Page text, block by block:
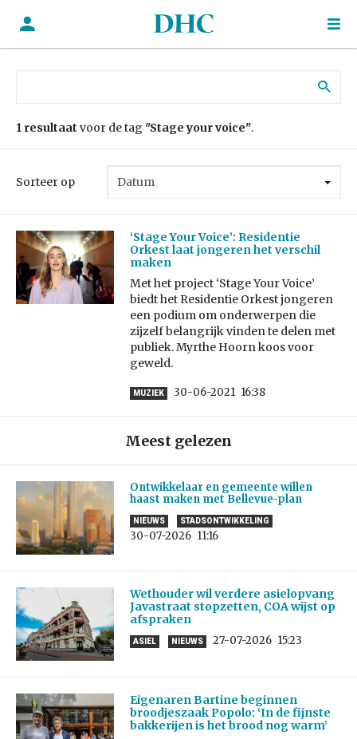
1 resultaat voor de tag "Stage your voice".
Sorteer op
‘Stage Your Voice’: Residentie
Orkest laat jongeren het verschil
maken
Met het project ‘Stage Your Voice’
biedt het Residentie Orkest jongeren
een podium om onderwerpen die
zijzelf belangrijk vinden te delen met
publiek. Myrthe Hoorn koos voor
geweld.
MUZIEK 30-06-2021 16:38
Meest gelezen
Ontwikkelaar en gemeente willen
haast maken met Bellevue-plan
NIEUWS STADSONTWIKKELING
30-07-2026 11:16
Wethouder wil verdere asielopvang
Javastraat stopzetten, COA wijst op
afspraken
ASIEL NIEUWS 27-07-2026 15:23
Eigenaren Bartine beginnen
broodjeszaak Popolo: ‘In de fijnste
bakkerijen is het brood nog warm’